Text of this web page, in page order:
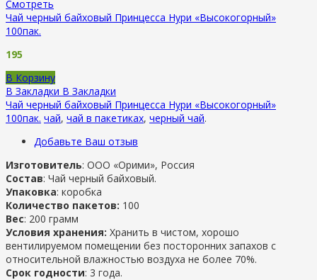
Смотреть
Чай черный байховый Принцесса Нури «Высокогорный»
100пак.
195
В Корзину
В Закладки В Закладки
Чай черный байховый Принцесса Нури «Высокогорный»
100пак. чай, чай в пакетиках, черный чай.
Добавьте Ваш отзыв
Изготовитель: ООО «Орими», Россия
Состав: Чай черный байховый.
Упаковка: коробка
Количество пакетов: 100
Вес: 200 грамм
Условия хранения: Хранить в чистом, хорошо
вентилируемом помещении без посторонних запахов с
относительной влажностью воздуха не более 70%.
Срок годности: 3 года.